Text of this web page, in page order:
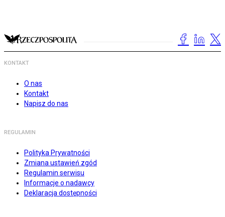
KONTAKT
O nas
Kontakt
Napisz do nas
REGULAMIN
Polityka Prywatności
Zmiana ustawień zgód
Regulamin serwisu
Informacje o nadawcy
Deklaracja dostępności